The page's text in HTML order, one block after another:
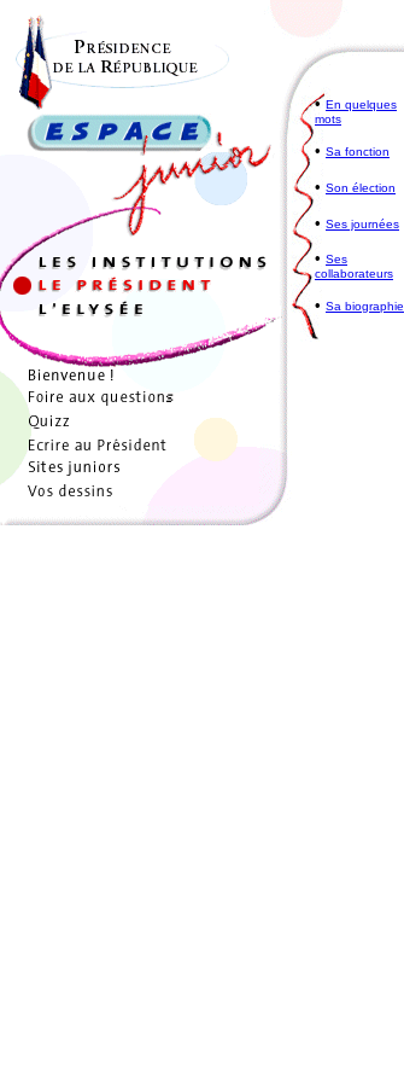
•En quelques
mots
• Sa fonction
• Son élection
• Ses journées
• Ses
collaborateurs
• Sa biographie